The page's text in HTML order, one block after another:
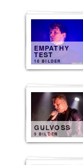
EMPATHY
TEST
10 BILDER
GULVOSS
9 BILDER